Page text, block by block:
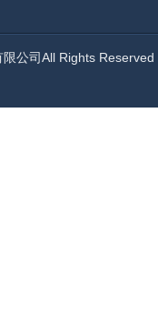
限公司All Rights